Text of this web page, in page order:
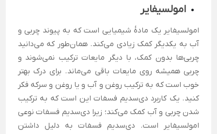
امولسیفایر
امولسیفایر یک مادهٔ شیمیایی است که به پیوند چربی و
آب به یکدیگر کمک زیادی می‌کند. همان‌طور که می‌دانید
چربی‌ها بدون کمک، با دیگر مایعات ترکیب نمی‌شوند و
چربی همیشه روی مایعات باقی می‌ماند. برای درک بهتر
خوب است که به ترکیب روغن و آب و یا روغن و سرکه فکر
کنید. یک کاربرد دی‌سدیم فسفات این است که به ترکیب
شدن چربی و آب کمک می‌کند؛ زیرا دی‌سدیم فسفات نوعی
امولسیفایر است. دی‌سدیم فسفات به دلیل داشتن